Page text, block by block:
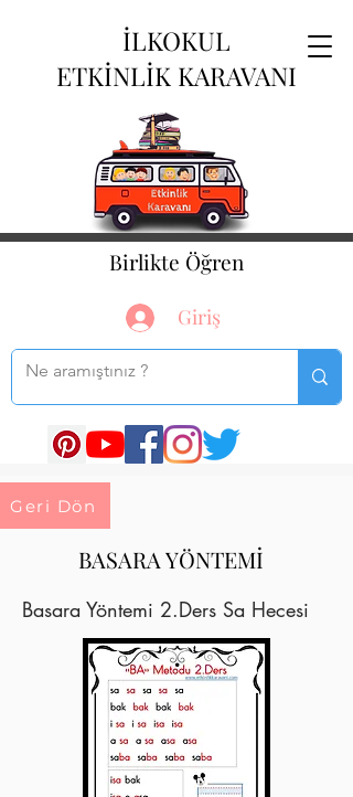
İLKOKUL
ETKİNLİK KARAVANI
Birlikte Öğren
Giriş
Geri Dön
BASARA YÖNTEMİ
Basara Yöntemi 2.Ders Sa Hecesi